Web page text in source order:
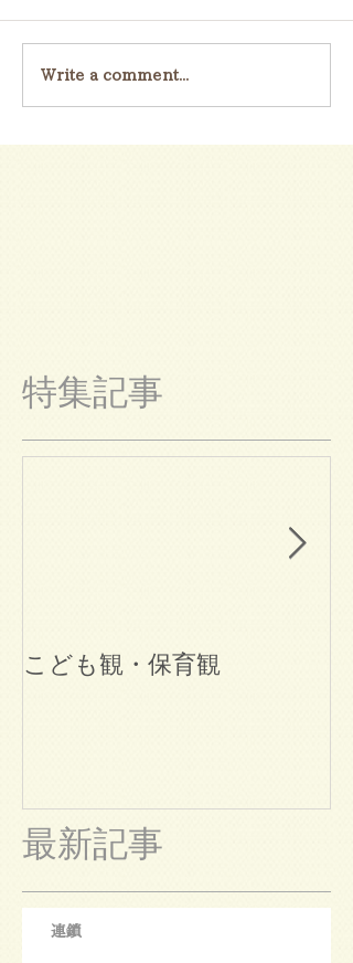
Write a comment...
特集記事
こども観・保育観
最新記事
連鎖